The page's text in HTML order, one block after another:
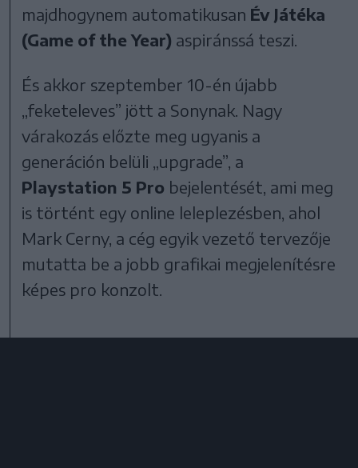
majdhogynem automatikusan Év Játéka
(Game of the Year) aspiránssá teszi.
És akkor szeptember 10-én újabb
„feketeleves” jött a Sonynak. Nagy
várakozás előzte meg ugyanis a
generáción belüli „upgrade”, a
Playstation 5 Pro bejelentését, ami meg
is történt egy online leleplezésben, ahol
Mark Cerny, a cég egyik vezető tervezője
mutatta be a jobb grafikai megjelenítésre
képes pro konzolt.